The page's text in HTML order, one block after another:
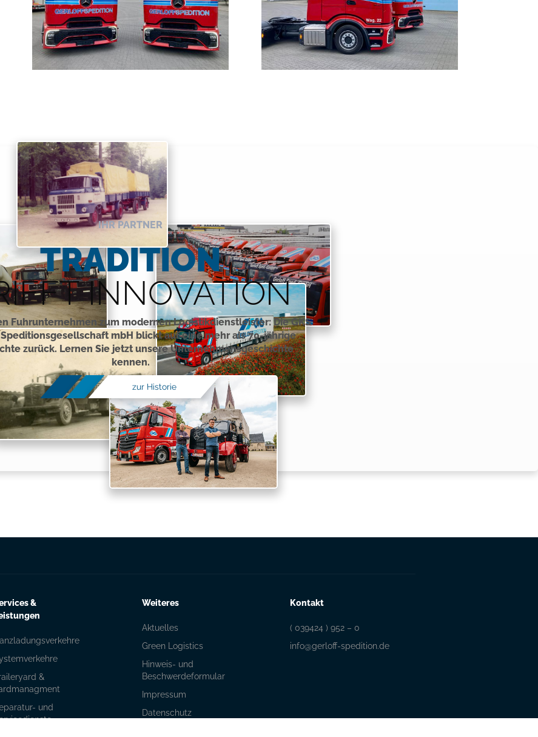
IHR PARTNER
TRADITION
INNOVATION
Fuhrunternehmen zum modernen Logistikdienstleister: Die GKS
mbH blickt auf eine mehr als 70-jährige
zurück. Lernen Sie jetzt unsere Unternehmensgeschichte
kennen.
zur Historie
&
&
und
Weiteres
Aktuelles
Green Logistics
Hinweis- und
Beschwerdeformular
Impressum
Datenschutz
Kontakt
( 039424 ) 952 – 0
info@gerloff-spedition.de